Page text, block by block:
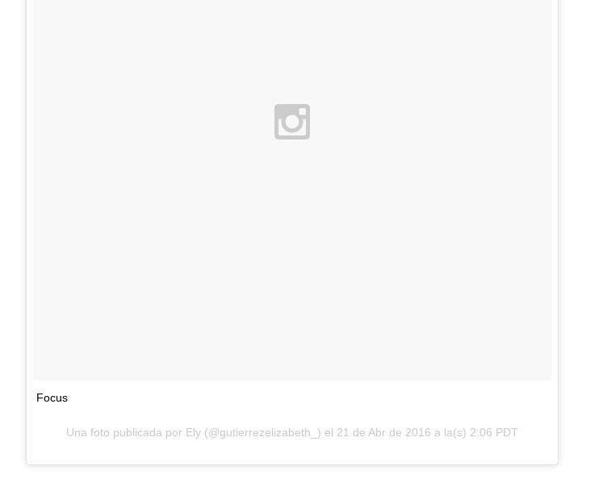
Focus
Una foto publicada por Ely (@gutierrezelizabeth_) el 21 de Abr de 2016 a la(s) 2:06 PDT